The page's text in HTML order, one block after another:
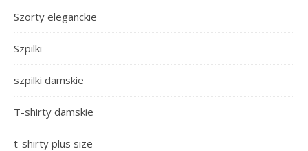
Szorty eleganckie
Szpilki
szpilki damskie
T-shirty damskie
t-shirty plus size